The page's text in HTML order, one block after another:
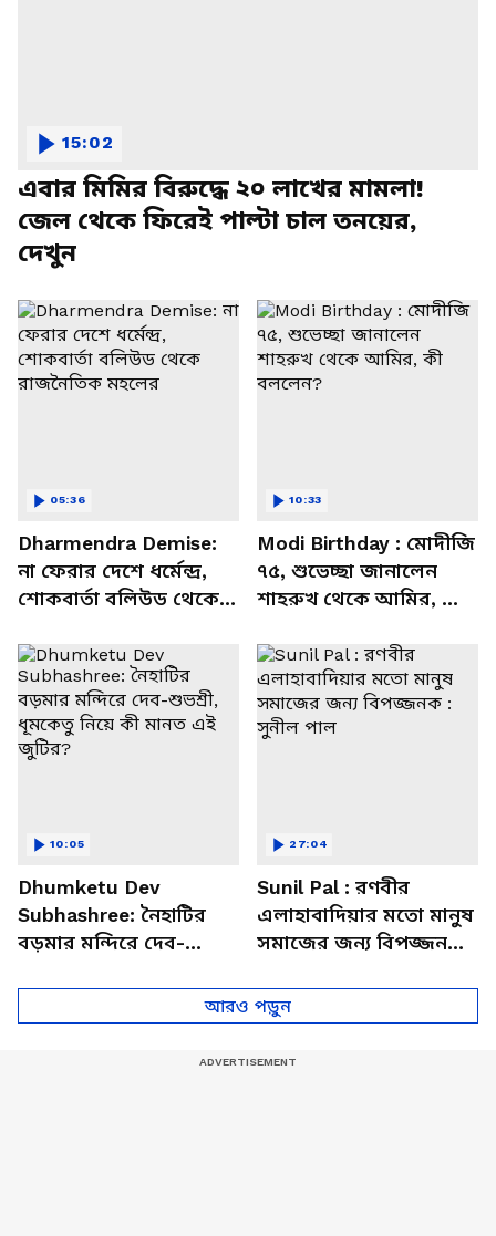
এবার মিমির বিরুদ্ধে ২০ লাখের মামলা!
জেল থেকে ফিরেই পাল্টা চাল তনয়ের,
দেখুন
15:02
Dharmendra Demise:
না ফেরার দেশে ধর্মেন্দ্র,
শোকবার্তা বলিউড থেকে
05:36
Modi Birthday : মোদীজি
৭৫, শুভেচ্ছা জানালেন
শাহরুখ থেকে আমির, কী
10:33
Dhumketu Dev
Subhashree: নৈহাটির
বড়মার মন্দিরে দেব-
10:05
Sunil Pal : রণবীর
এলাহাবাদিয়ার মতো মানুষ
সমাজের জন্য বিপজ্জনক :
27:04
আরও পড়ুন